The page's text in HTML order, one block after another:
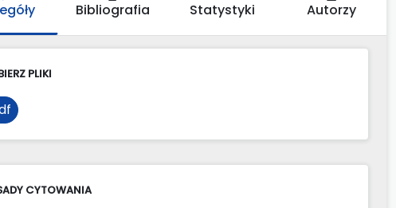
Bibliografia Statystyki Autorzy
PLIKI
CYTOWANIA